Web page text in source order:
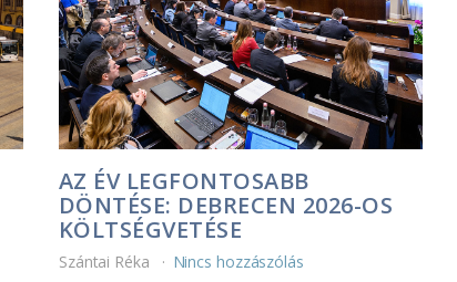
AZ ÉV LEGFONTOSABB
DÖNTÉSE: DEBRECEN 2026-OS
KÖLTSÉGVETÉSE
Szántai Réka Nincs hozzászólás